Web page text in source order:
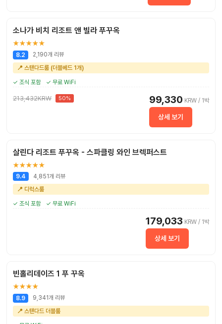
소나가 비치 리조트 앤 빌라 푸꾸옥
★★★★★
8.2
2,190개 리뷰
📍 스탠다드룸 (더블베드 1개)
✓ 조식 포함 ✓ 무료 WiFi
213,432KRW 50% 99,330 KRW / 1박
상세 보기
살린다 리조트 푸꾸옥 - 스파클링 와인 브렉퍼스트
★★★★★
9.4
4,851개 리뷰
📍 디럭스룸
✓ 조식 포함 ✓ 무료 WiFi
179,033 KRW / 1박
상세 보기
빈홀리데이즈 1 푸 꾸옥
★★★★
8.9
9,341개 리뷰
📍 스탠다드 더블룸